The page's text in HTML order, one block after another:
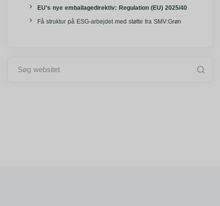
EU’s nye emballagedirektiv: Regulation (EU) 2025/40
Få struktur på ESG-arbejdet med støtte fra SMV:Grøn
Søg websitet